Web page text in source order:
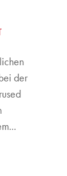
der